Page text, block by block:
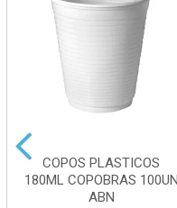
COPOS PLASTICOS
180ML COPOBRAS 100UN
ABN